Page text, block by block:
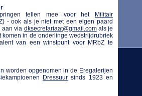
tellen mee voor het
Militair
-ook als je niet met een eigen paard
aan via dksecretariaat@gmail.comals je
komen in de onderlinge wedstrijdrubriek
van een winstpunt voor MRbZ te
worden opgenomen in de Eregalerijen
Dressuursinds 1923 en